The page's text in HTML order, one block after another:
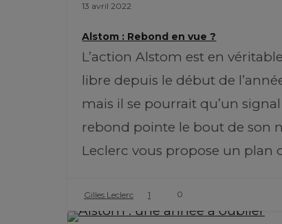
13 avril 2022
Alstom : Rebond en vue ?
L’action Alstom est en
libre depuis le début de
mais il se pourrait qu’un
rebond pointe le bout de son
Leclerc vous propose un plan
Gilles Leclerc 1 0